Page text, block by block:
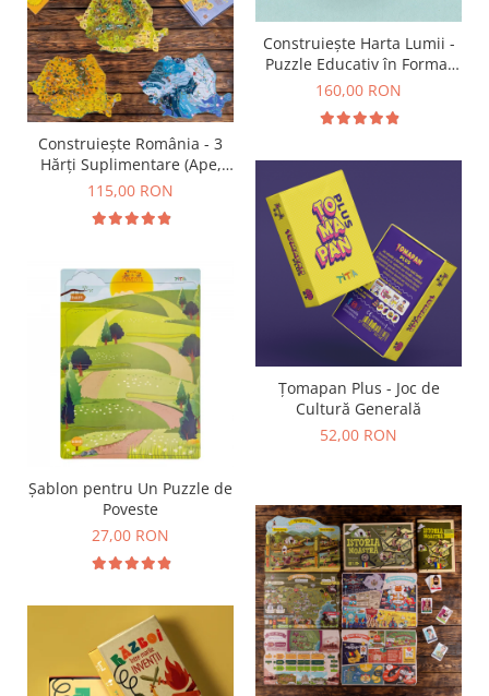
Construiește Harta Lumii -
Puzzle Educativ în Format
Mare
160,00 RON
Construiește România - 3
Hărți Suplimentare (Ape,
Resurse, Vegetație și Faună)
115,00 RON
Țomapan Plus - Joc de
Cultură Generală
52,00 RON
Șablon pentru Un Puzzle de
Poveste
27,00 RON